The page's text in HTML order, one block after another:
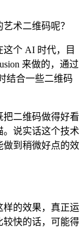
术二维码呢？
个 AI 时代，目
来做的，通过
结合一些二维码
把二维码做得好看
。说实话这个技术
做到稍微好点的效
样的效果，真正运
较快的话，可能得